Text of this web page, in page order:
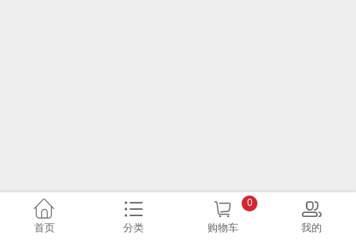
首页 分类 购物车
0
我的